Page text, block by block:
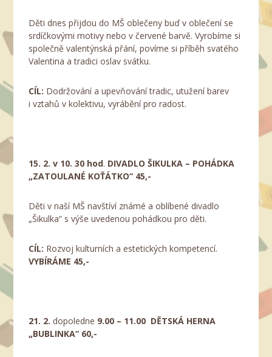
Děti dnes přijdou do MŠ oblečeny buď v oblečení se
srdíčkovými motivy nebo v červené barvě. Vyrobíme si
společně valentýnská přání, povíme si příběh svatého
Valentina a tradici oslav svátku.
CÍL: Dodržování a upevňování tradic, utužení barev
i vztahů v kolektivu, vyrábění pro radost.
15. 2. v 10. 30 hod. DIVADLO ŠIKULKA – POHÁDKA
„ZATOULANÉ KOŤÁTKO“ 45,-
Děti v naší MŠ navštíví známé a oblíbené divadlo
„Šikulka“ s výše uvedenou pohádkou pro děti.
CÍL: Rozvoj kulturních a estetických kompetencí.
VYBÍRÁME 45,-
21. 2. dopoledne 9.00 – 11.00 DĚTSKÁ HERNA
„BUBLINKA“ 60,-